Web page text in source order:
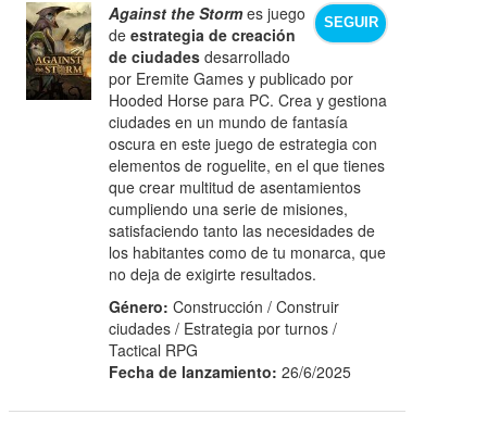
SEGUIR
Against the Stormes juego
deestrategia de creación
de ciudades desarrollado
por Eremite Games y publicado por
Hooded Horse para PC. Crea y gestiona
ciudades en un mundo de fantasía
oscura en este juego de estrategia con
elementos de roguelite, en el que tienes
que crear multitud de asentamientos
cumpliendo una serie de misiones,
satisfaciendo tanto las necesidades de
los habitantes como de tu monarca, que
no deja de exigirte resultados.
Género: Construcción / Construir
ciudades / Estrategia por turnos /
Tactical RPG
Fecha de lanzamiento: 26/6/2025